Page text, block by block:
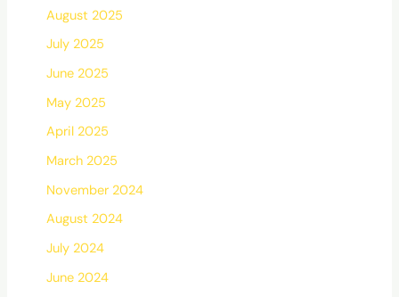
August 2025
July 2025
June 2025
May 2025
April 2025
March 2025
November 2024
August 2024
July 2024
June 2024